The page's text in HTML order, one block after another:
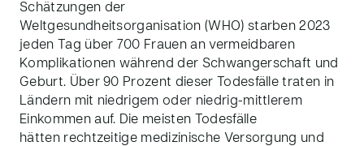
Schätzungen der
Weltgesundheitsorganisation (WHO) starben 2023
jeden Tag über 700 Frauen an vermeidbaren
Komplikationen während der Schwangerschaft und
Geburt. Über 90 Prozent dieser Todesfälle traten in
Ländern mit niedrigem oder niedrig-mittlerem
Einkommen auf. Die meisten Todesfälle
hätten rechtzeitige medizinische Versorgung und